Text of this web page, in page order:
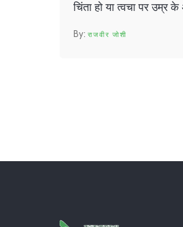
चिंता हो या त्वचा पर उम्र
राजवीर जोशी